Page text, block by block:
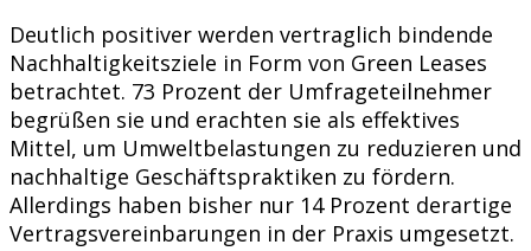
Deutlich positiver werden vertraglich bindende
Nachhaltigkeitsziele in Form von Green Leases
betrachtet. 73 Prozent der Umfrageteilnehmer
begrüßen sie und erachten sie als effektives
Mittel, um Umweltbelastungen zu reduzieren und
nachhaltige Geschäftspraktiken zu fördern.
Allerdings haben bisher nur 14 Prozent derartige
Vertragsvereinbarungen in der Praxis umgesetzt.